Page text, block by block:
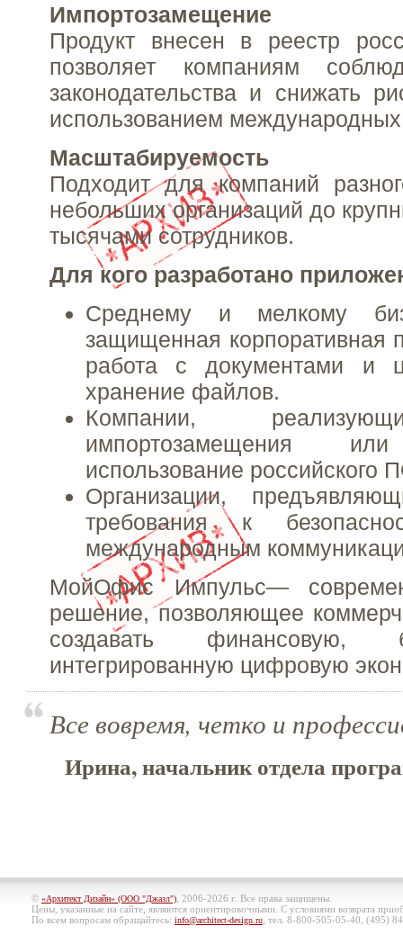
Импортозамещение
Продукт внесен в реестр
позволяет компаниям
законодательства и снижать
использованием
Масштабируемость
Подходит для компаний
небольших организаций до
тысячами сотрудников.
Для кого разработано
Среднему и мелкому
защищенная корпоративная
работа с документами и
хранение файлов.
Компании,
импортозамещения или
использование российского
Организации,
требования к
международным
МойОфис Импульс—
решение, позволяющее
создавать финансовую,
интегрированную цифровую
Все вовремя, четко и
Ирина, начальник отдела
© «Архитект Дизайн» (ООО "Джазл") , 2006-2026 г. Все права защищены.
Цены, указанные на сайте, являются ориентировочными. С условиями возврата
По всем вопросам обращайтесь: info@architect-design.ru , тел. 8-800-505-05-40, (495)